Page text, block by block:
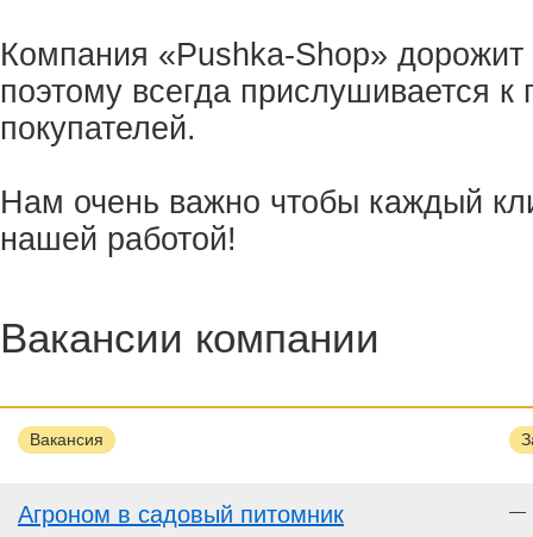
Компания «Pushka-Shop»
поэтому всегда прислушивается к
покупателей.
Нам очень важно чтобы каждый
нашей работой!
Вакансии компании
Вакансия
Агроном в садовый питомник —